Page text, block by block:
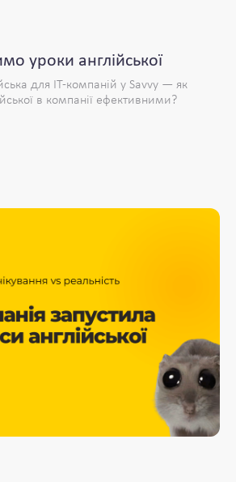
уроки англійської
для IT-компаній у Savvy — як
в компанії ефективними?